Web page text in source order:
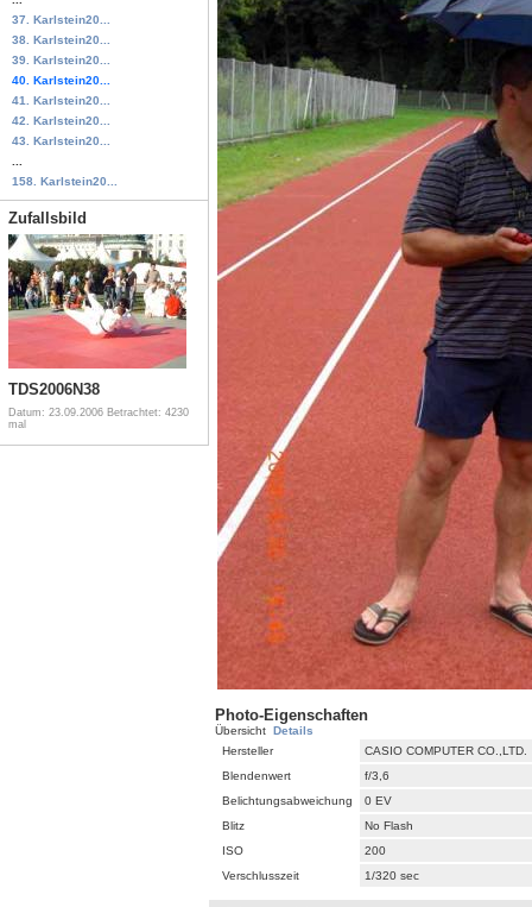
37. Karlstein20...
38. Karlstein20...
39. Karlstein20...
40. Karlstein20...
41. Karlstein20...
42. Karlstein20...
43. Karlstein20...
158. Karlstein20...
Zufallsbild
TDS2006N38
Datum: 23.09.2006 Betrachtet: 4230
mal
Photo-Eigenschaften
Übersicht Details
Hersteller
CASIO COMPUTER CO.,LTD.
Blendenwert
f/3,6
Belichtungsabweichung
0 EV
Blitz
No Flash
ISO
200
Verschlusszeit
1/320 sec